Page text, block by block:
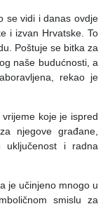
se vidi i danas ovdje
i izvan Hrvatske. To
Poštuje se bitka za
naše budućnosti, a
rekao je
koje je ispred
njegove građane,
uključenost i radna
je učinjeno mnogo u
smislu za